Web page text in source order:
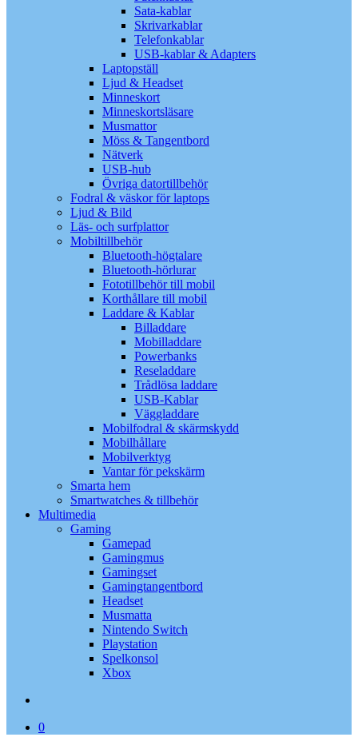
Sata-kablar
Skrivarkablar
Telefonkablar
USB-kablar & Adapters
Laptopställ
Ljud & Headset
Minneskort
Minneskortsläsare
Musmattor
Möss & Tangentbord
Nätverk
USB-hub
Övriga datortillbehör
Fodral & väskor för laptops
Ljud & Bild
Läs- och surfplattor
Mobiltillbehör
Bluetooth-högtalare
Bluetooth-hörlurar
Fototillbehör till mobil
Korthållare till mobil
Laddare & Kablar
Billaddare
Mobilladdare
Powerbanks
Reseladdare
Trådlösa laddare
USB-Kablar
Väggladdare
Mobilfodral & skärmskydd
Mobilhållare
Mobilverktyg
Vantar för pekskärm
Smarta hem
Smartwatches & tillbehör
Multimedia
Gaming
Gamepad
Gamingmus
Gamingset
Gamingtangentbord
Headset
Musmatta
Nintendo Switch
Playstation
Spelkonsol
Xbox
0